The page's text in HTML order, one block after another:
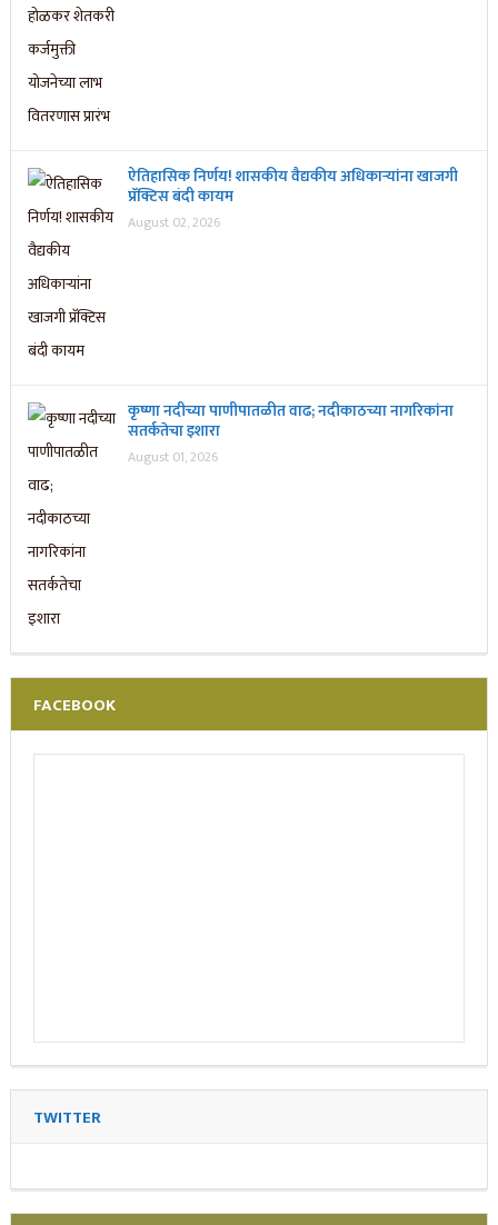
ऐतिहासिक निर्णय! शासकीय वैद्यकीय अधिकाऱ्यांना खाजगी
प्रॅक्टिस बंदी कायम
August 02, 2026
कृष्णा नदीच्या पाणीपातळीत वाढ; नदीकाठच्या नागरिकांना
सतर्कतेचा इशारा
August 01, 2026
FACEBOOK
TWITTER